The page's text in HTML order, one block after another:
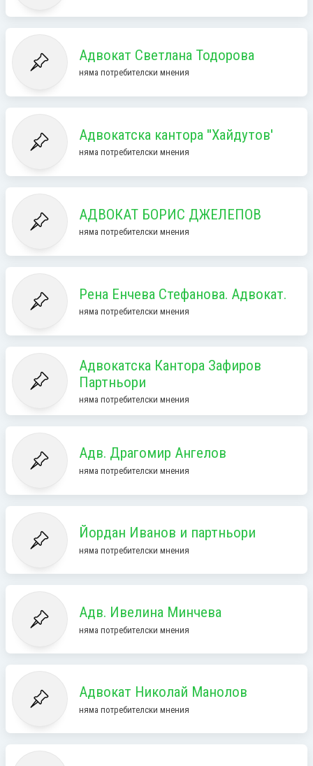
Адвокат Светлана Тодорова
няма потребителски мнения
Адвокатска кантора ''Хайдутов'
няма потребителски мнения
АДВОКАТ БОРИС ДЖЕЛЕПОВ
няма потребителски мнения
Рена Енчева Стефанова. Адвокат.
няма потребителски мнения
Адвокатска Кантора Зафиров
Партньори
няма потребителски мнения
Адв. Драгомир Ангелов
няма потребителски мнения
Йордан Иванов и партньори
няма потребителски мнения
Адв. Ивелина Минчева
няма потребителски мнения
Адвокат Николай Манолов
няма потребителски мнения